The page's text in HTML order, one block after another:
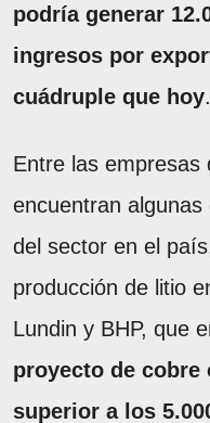
podría generar
ingresos por
cuádruple que hoy.
Entre las empresas
encuentran
del sector en el
producción de litio
Lundin y BHP, que
proyecto de cobre
superior a los